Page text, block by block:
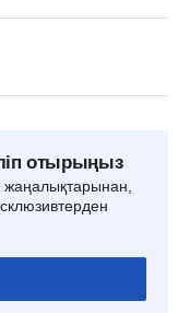
отырыңыз
жаңалықтарынан,